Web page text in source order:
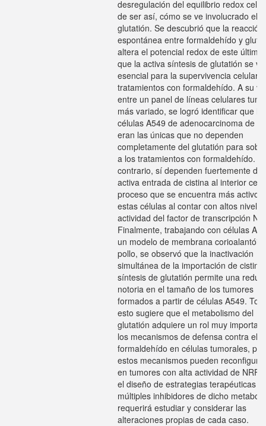
desregulación del equilibrio redox
de ser así, cómo se ve involucrado el
glutatión. Se descubrió que la reacción
espontánea entre formaldehído y
altera el potencial redox de este
que la activa síntesis de glutatión se
esencial para la supervivencia celular
tratamientos con formaldehído. A su
entre un panel de líneas celulares
más variado, se logró identificar que
células A549 de adenocarcinoma de
eran las únicas que no dependen
completamente del glutatión para
a los tratamientos con formaldehído.
contrario, sí dependen fuertemente de
activa entrada de cistina al interior
proceso que se encuentra más activo
estas células al contar con altos
actividad del factor de transcripción
Finalmente, trabajando con células
un modelo de membrana
pollo, se observó que la inactivación
simultánea de la importación de cistina
síntesis de glutatión permite una
notoria en el tamaño de los tumores
formados a partir de células A549.
esto sugiere que el metabolismo del
glutatión adquiere un rol muy
los mecanismos de defensa contra el
formaldehído en células tumorales,
estos mecanismos pueden
en tumores con alta actividad de
el diseño de estrategias terapéuticas
múltiples inhibidores de dicho
requerirá estudiar y considerar las
alteraciones propias de cada caso.